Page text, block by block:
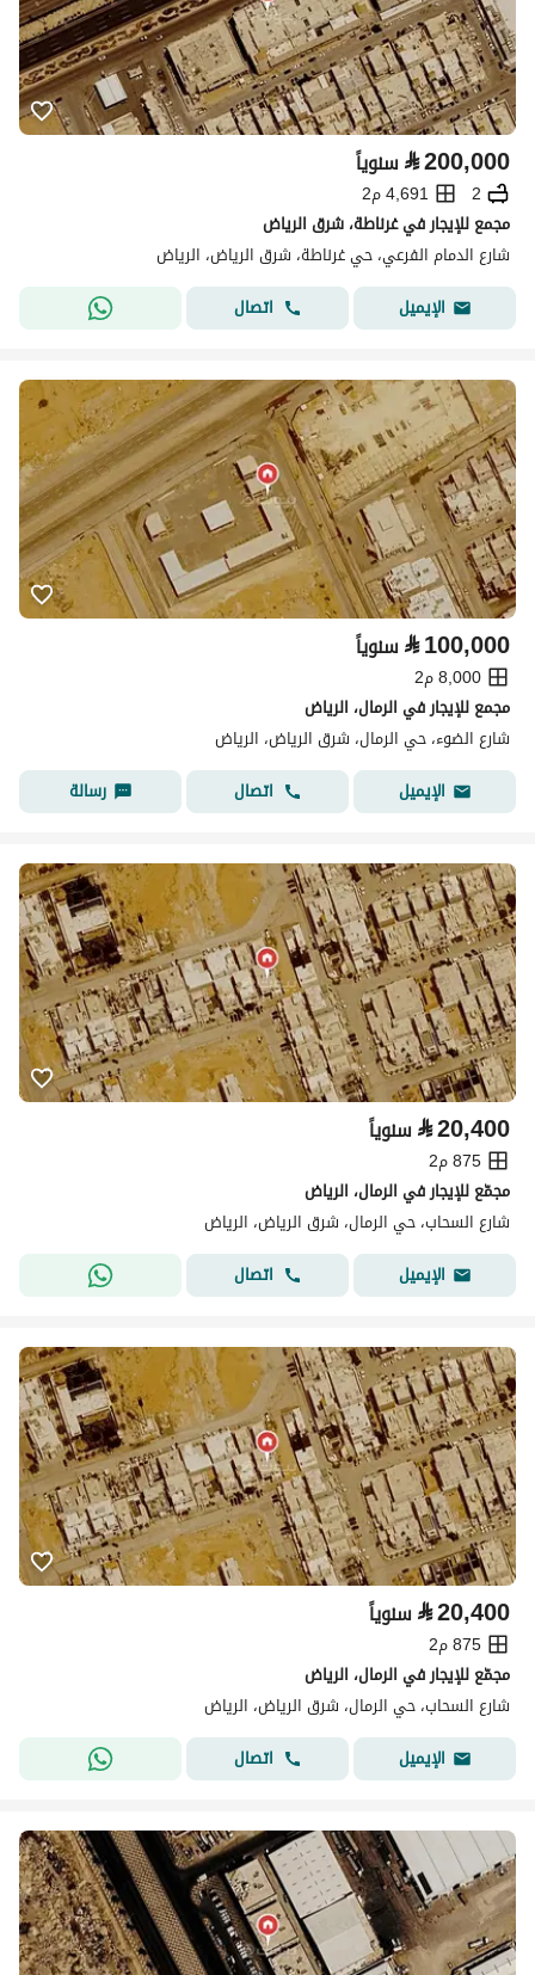
⃁200,000 سنوياً
2
4,691 م2
مجمع للإيجار في غرناطة، شرق الرياض
شارع الدمام الفرعي، حي غرناطة، شرق الرياض، الرياض
الإيميل
اتصال
⃁100,000 سنوياً
8,000 م2
مجمع للإيجار في الرمال، الرياض
شارع الضوء، حي الرمال، شرق الرياض، الرياض
الإيميل
اتصال رسالة
⃁20,400 سنوياً
875 م2
مجمّع للإيجار في الرمال، الرياض
شارع السحاب، حي الرمال، شرق الرياض، الرياض
الإيميل
اتصال
⃁20,400 سنوياً
875 م2
مجمّع للإيجار في الرمال، الرياض
شارع السحاب، حي الرمال، شرق الرياض، الرياض
الإيميل
اتصال